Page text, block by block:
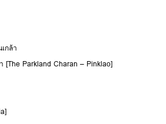
กล้า
[The Parkland Charan – Pinklao]